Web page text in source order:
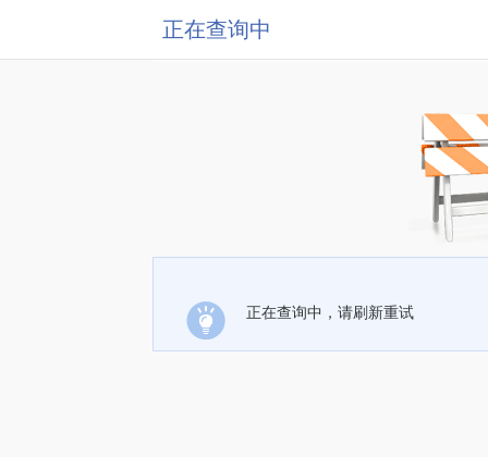
正在查询中
正在查询中，请刷新重试